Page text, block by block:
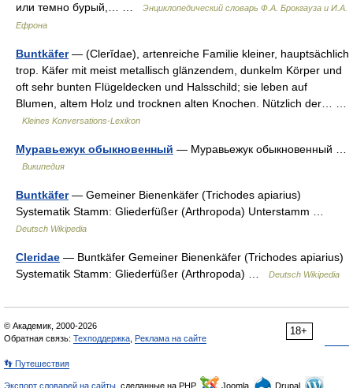
или темно бурый,… …
Энциклопедический словарь Ф.А. Брокгауза и И.А.
Ефрона
Buntkäfer— (Clerĭdae), artenreiche Familie kleiner, hauptsächlich
trop. Käfer mit meist metallisch glänzendem, dunkelm Körper und
oft sehr bunten Flügeldecken und Halsschild; sie leben auf
Blumen, altem Holz und trocknen alten Knochen. Nützlich der… …
Kleines Konversations-Lexikon
Муравьежук обыкновенный — Муравьежук обыкновенный …
Википедия
Buntkäfer— Gemeiner Bienenkäfer (Trichodes apiarius)
Systematik Stamm: Gliederfüßer (Arthropoda) Unterstamm …
Deutsch Wikipedia
Cleridae — Buntkäfer Gemeiner Bienenkäfer (Trichodes apiarius)
Systematik Stamm: Gliederfüßer (Arthropoda) …
Deutsch Wikipedia
18+
© Академик, 2000-2026
Обратная связь: Техподдержка Реклама на сайте
👣 Путешествия
Экспорт словарей на сайты , сделанные на PHP, Joomla, Drupal,